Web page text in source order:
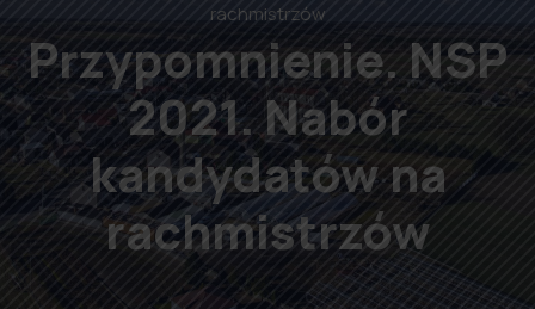
rachmistrzów
Przypomnienie. NSP
2021. Nabór
kandydatów na
rachmistrzów